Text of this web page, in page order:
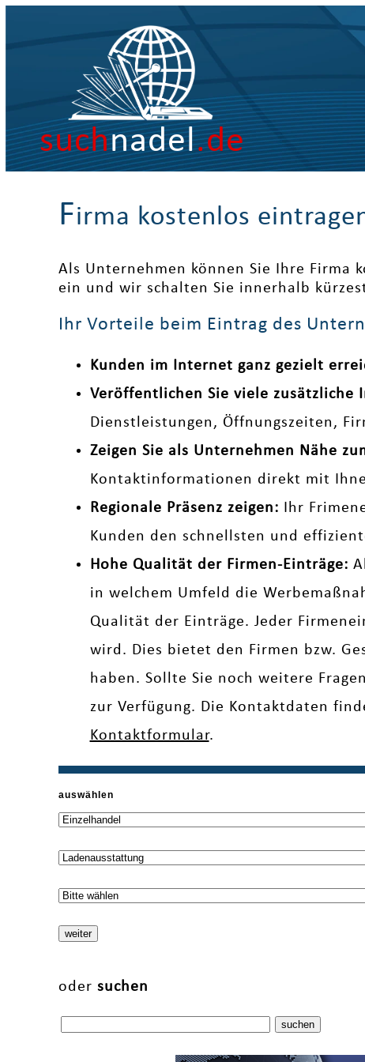
suchnadel.de
Firma kostenlos
Als Unternehmen können Sie Ihre Firma
ein und wir schalten Sie innerhalb
Ihr Vorteile beim Eintrag des
Kunden im Internet ganz gezielt
Veröffentlichen Sie viele
Dienstleistungen, Öffnungszeiten,
Zeigen Sie als Unternehmen Nähe
Kontaktinformationen direkt mit
Regionale Präsenz zeigen: Ihr
Kunden den schnellsten und
Hohe Qualität der Firmen-Einträge:
in welchem Umfeld die
Qualität der Einträge. Jeder
wird. Dies bietet den Firmen bzw.
haben. Sollte Sie noch weitere
zur Verfügung. Die Kontaktdaten
Kontaktformular.
auswählen
oder suchen